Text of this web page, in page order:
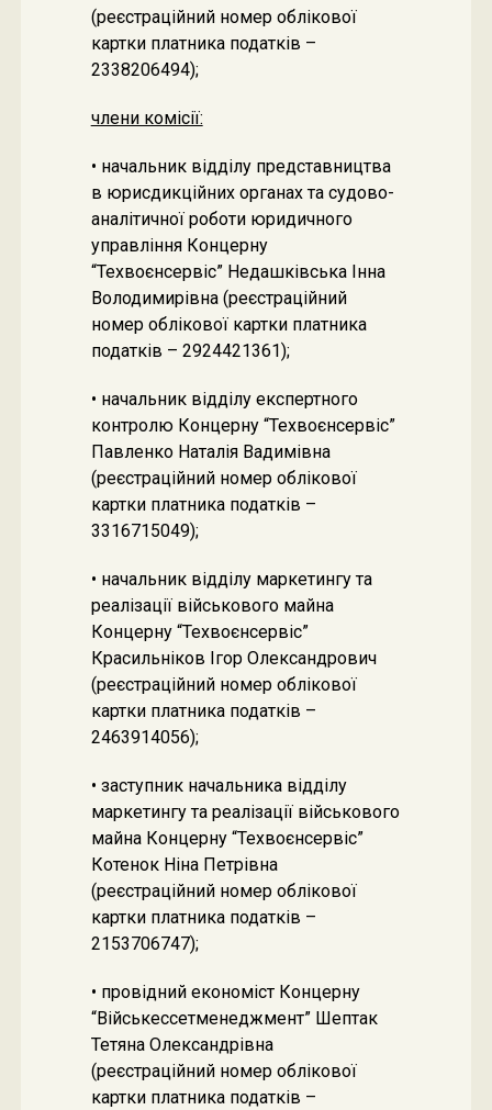
(реєстраційний номер облікової
картки платника податків –
2338206494);
члени комісії:
• начальник відділу представництва
в юрисдикційних органах та судово-
аналітичної роботи юридичного
управління Концерну
“Техвоєнсервіс” Недашківська Інна
Володимирівна (реєстраційний
номер облікової картки платника
податків – 2924421361);
• начальник відділу експертного
контролю Концерну “Техвоєнсервіс”
Павленко Наталія Вадимівна
(реєстраційний номер облікової
картки платника податків –
3316715049);
• начальник відділу маркетингу та
реалізації військового майна
Концерну “Техвоєнсервіс”
Красильніков Ігор Олександрович
(реєстраційний номер облікової
картки платника податків –
2463914056);
• заступник начальника відділу
маркетингу та реалізації військового
майна Концерну “Техвоєнсервіс”
Котенок Ніна Петрівна
(реєстраційний номер облікової
картки платника податків –
2153706747);
• провідний економіст Концерну
“Військессетменеджмент” Шептак
Тетяна Олександрівна
(реєстраційний номер облікової
картки платника податків –